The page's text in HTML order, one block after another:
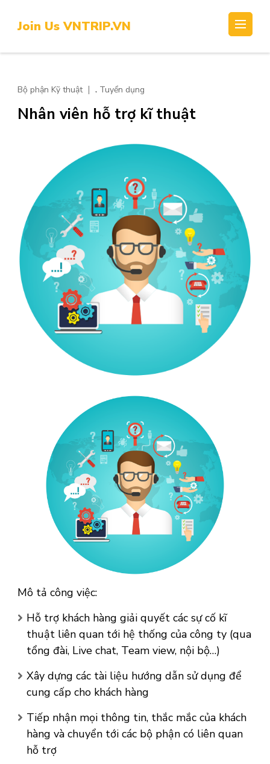
(Press
Join Us VNTRIP.VN
Bộ phận Kỹ thuật , Tuyển dụng
Nhân viên hỗ trợ kĩ thuật
Mô tả công việc:
Hỗ trợ khách hàng giải quyết các sự cố kĩ
thuật liên quan tới hệ thống của công ty (qua
tổng đài, Live chat, Team view, nội bộ…)
Xây dựng các tài liệu hướng dẫn sử dụng để
cung cấp cho khách hàng
Tiếp nhận mọi thông tin, thắc mắc của khách
hàng và chuyển tới các bộ phận có liên quan
hỗ trợ